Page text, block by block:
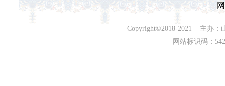
Copyright©2018-2021 主办：
网站标识码：